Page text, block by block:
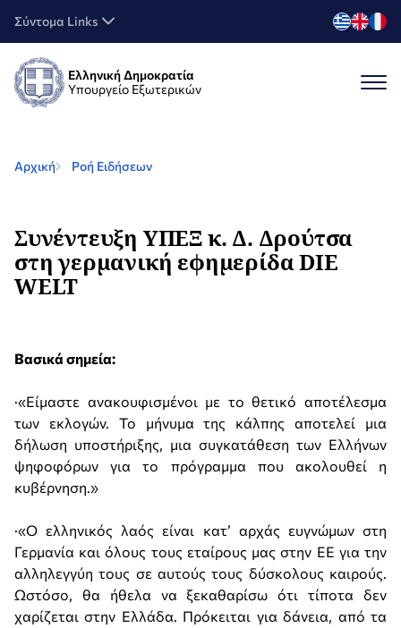
Σύντομα Links
Ελληνική Δημοκρατία
Υπουργείο Εξωτερικών
Αρχική Ροή Ειδήσεων
Συνέντευξη ΥΠΕΞ κ. Δ. Δρούτσα
στη γερμανική εφημερίδα DIE
WELT
Βασικά σημεία:
·«Είμαστε ανακουφισμένοι με το θετικό αποτέλεσμα
των εκλογών. Το μήνυμα της κάλπης αποτελεί μια
δήλωση υποστήριξης, μια συγκατάθεση των Ελλήνων
ψηφοφόρων για το πρόγραμμα που ακολουθεί η
κυβέρνηση.»
·«Ο ελληνικός λαός είναι κατ’ αρχάς ευγνώμων στη
Γερμανία και όλους τους εταίρους μας στην ΕΕ για την
αλληλεγγύη τους σε αυτούς τους δύσκολους καιρούς.
Ωστόσο, θα ήθελα να ξεκαθαρίσω ότι τίποτα δεν
χαρίζεται στην Ελλάδα. Πρόκειται για δάνεια, από τα